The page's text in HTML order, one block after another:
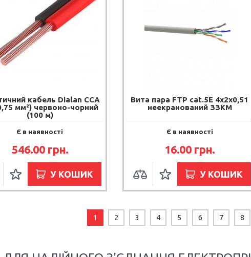
кабель Dialan CCA
мм²) червоно-чорний
(100 м)
Є в наявності
546.00 грн.
У КОШИК
Вита пара FTP cat.5E 4х2х0,51
неекранований ЗЗКМ
Є в наявності
16.00 грн.
У КОШИК
1 2 3 4 5 6 7 8